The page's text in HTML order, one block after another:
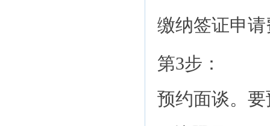
缴纳签证申请
第3步：
预约面谈。